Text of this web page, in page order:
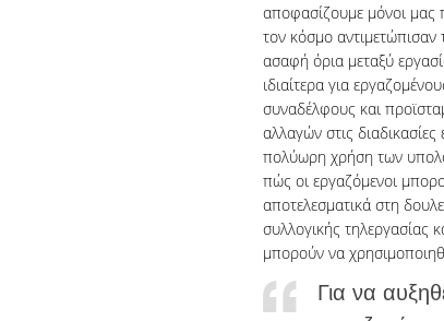
αποφασίζουμε μόνοι μας
τον κόσμο
ασαφή όρια μεταξύ
ιδιαίτερα για
συναδέλφους και
αλλαγών στις
πολύωρη χρήση των
πώς οι εργαζόμενοι
αποτελεσματικά στη
συλλογικής τηλεργασίας
μπορούν να
Για να